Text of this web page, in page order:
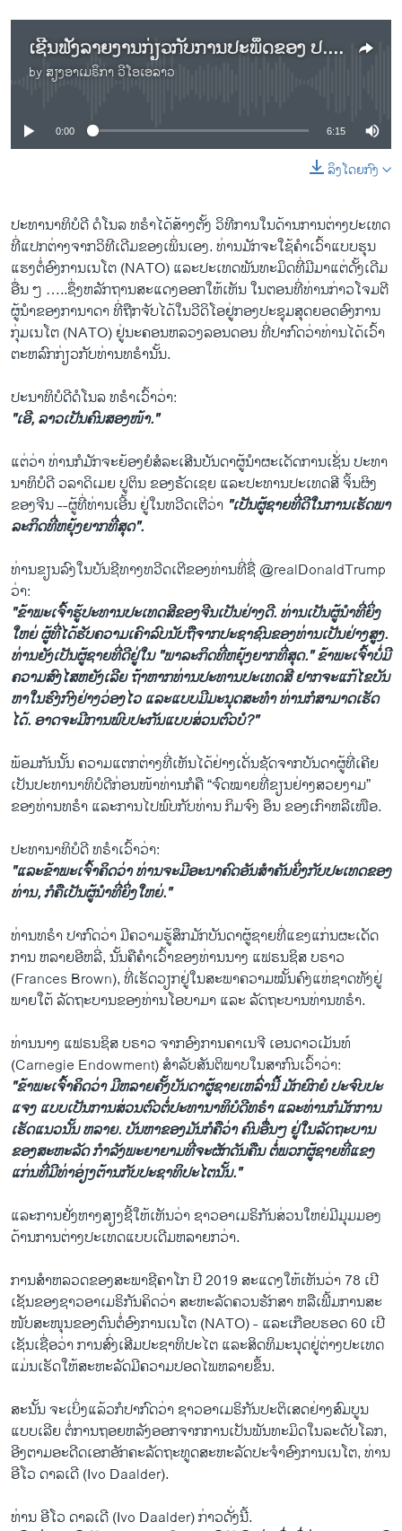
ເຊີນ​ຟັງລາຍ​ງານ​ກ່ຽວ​ກັບ​ການ​ປະ​ພຶດ​ຂອງ ປ. ທ​ຣຳ ສະ​ແດງ​ອອກ ຕໍ່ບັນ​ດາ​ຜູ້​ນຳ​ໂລກຄົນ​ອື່ນໆ
by ສຽງອາເມຣິກາ ວີໂອເອລາວ
No media source currently available
0:00 6:15
ລິງໂດຍກົງ
ປະ​ທາ​ນາ​ທິ​ບໍ​ດີ ດໍ​ໂນ​ລ ທ​ຣຳໄດ້ສ້າງຕັ້ງ ວິ​ທີ​ການ​ໃນ​ດ້ານ​ການ​ຕ່າງ​ປະ​ເທດ
ທີ່​ແປກ​ຕ່າງ​ຈາກວິ​ທີ​ເດີມຂອງເພິ່ນ​ເອງ. ທ່ານ​ມັກ​ຈະ​ໃຊ້​ຄຳ​ເວົ້າ​ແບບ​ຮຸນ​
ແຮງ​ຕໍ່ອົງ​ການເນ​ໂຕ (NATO) ແລະ​ປະ​ເທດ​ພັນ​ທະ​ມິດທີ່​ມີ​ມາ​ແຕ່ດັ້ງ​ເດີມ​
ອື່​ນ ໆ …..ຊຶ່ງ​ຫລັກຖານ​ສະ​ແດງ​ອອກ​ໃຫ້ເຫັນ ​ໃນ​ຕອນ​ທີ່​ທ່ານ​ກ່າວໂຈມ​ຕີ
ຜູ້​ນຳ​ຂອງ​ກາ​ນາ​ດາ​ ​ທີ່​ຖືກ​ຈັບ​ໄດ້​ໃນ​ວີ​ດິ​ໂອ​ຢູ່ກອງ​ປະ​ຊຸມ​ສຸດຍອດ​ອົງ​ການ​
ກຸ່ມເນ​ໂຕ (NATO) ຢູ່​ນະ​ຄອນ​ຫລວງລອນດອນ ທີ່​ປາ​ກົດ​ວ່າທ່ານໄດ້​ເວົ້າ​
ຕະ​ຫລົກ​ກ່ຽວ​ກັບ​ທ່ານ​ທ​ຣຳນັ້ນ.
​ປະ​ນາ​ທິ​ບໍ​ດີດໍ​ໂນ​ລ ທ​ຣຳ​ເວົ້າ​ວ່າ:
"ເອີ, ລາ​ວ​ເປັນ​ຄົນ​ສອງ​ໜ້າ."
ແຕ່​ວ່າ ທ່ານ​ກໍ​ມັກ​ຈະ​ຍ້ອງ​ຍໍ​ສໍ​ລະ​ເສີນ​ບັນ​ດາ​ຜູ້​ນຳ​ຜະ​ເດັດ​ການເຊັ່ນ ປະ​ທາ​
ນາ​ທິ​ບໍ​ດີ ວ​ລາ​ດິ​ເມຍ ປູ​ຕິນ ​ຂອງ​ຣັດ​ເຊຍ ແລະປະ​ທານ​ປະ​ເທດ​ສີ ຈິ້ນ​ຜິງ ​
ຂອງ​ຈີນ --ຜູ້​ທີ່​ທ່ານ​ເອີ້ນ ຢູ່ໃນ​ທວີດ​ເຕີ​ວ່າ "ເປັນຜູ້​ຊາຍ​ທີ່​ດີ​ໃນ​ການ​ເຮັດພາ​
ລະ​ກິດທີ່​ຫຍຸ້ງ​ຍາກທີ່​ສຸດ".
ທ່ານ​ຂຽນ​ລົງໃນ​ບັນ​ຊີ​ທາງ​ທວີດ​ເຕີ​ຂອງ​ທ່ານທີ່​ຊື່ @realDonaldTrump
ວ່າ​:
"ຂ້າ​ພະ​ເຈົ້າ​ຮູ້ປະ​ທານ​ປະ​ເທດ​ສີ​ຂອງ​ຈີນເປັນ​ຢ່າງ​ດີ. ທ່ານ​ເປັນ​ຜູ້​ນຳ​ທີ່​ຍິ່ງ​
ໃຫຍ່ ຜູ້​ທີ່​ໄດ້​ຮັບ​ຄວາມ​ເຄົາ​ລົບ​ນັບ​ຖື​ຈາກ​ປະ​ຊາ​ຊົນ​ຂອງ​ທ່ານ​ເປັນ​ຢ່າງສູງ.
ທ່ານ​ຍັງ​ເປັນຜູ້​ຊາຍ​ທີ່​ດີຢູ່​ໃນ​ "ພາ​ລະ​ກິດ​ທີ່​ຫຍຸ້ງ​ຍາກທີ່​ສຸດ." ຂ້າ​ພະ​ເຈົ້າ​ບໍ່​ມີ​
ຄວາມ​ສົງ​ໄສ​ຫຍັງເລີຍ ຖ້າ​ຫາກທ່ານປະ​ທານ​ປະ​ເທດ​ສີ ຢາກ​ຈະ​ແກ້​ໄຂ​ບັນ​
ຫາ​ໃນ​ຮົງ​ກົງ​ຢ່າງວ່ອງ​ໄວ ແລະ​ແບບ​ມີ​ມະ​ນຸດ​ສະ​ທຳ ທ່ານກໍ​ສາ​ມາດ​ເຮັດ​
ໄດ້​. ອາດ​ຈະ​ມີ​ການ​ພົບ​ປະ​ກັນ​ແບບ​ສ່ວນ​ຕົວ​ບໍ?"
ພ້ອມ​ກັນນັ້ນ ​ຄວາມ​ແຕກ​ຕ່າງ​ທີ່​ເຫັນ​ໄດ້ຢ່າງ​ເດັ່ນຊັດ​ຈາກ​ບັນ​ດາ​ຜູ້​ທີ່​ເຄີຍ​
ເປັນ​ປະ​ທາ​ນາ​ທິ​ບໍ​ດີ​ກ່ອນ​ໜ້າ​ທ່ານກໍຄື “ຈົດ​ໝາຍ​ທີ່​ຂຽນ​ຢ່າງ​ສວຍ​ງາມ”
ຂອງ​ທ່ານ​ທ​ຣຳ ແລະ​ການ​ໄປ​ພົບ​ກັບທ່ານ ກິມ​ຈົງ ອຶນ​ ຂອງເກົາ​ຫລີ​ເໜືອ.
ປະ​ທາ​ນາ​ທິ​ບໍ​ດີ ທ​ຣຳ​ເວົ້າ​ວ່າ:
"ແລະ​ຂ້າ​ພະ​ເຈົ້າ​ຄິດ​ວ່າ ທ່ານ​ຈະ​ມີ​ອະ​ນາ​ຄົດ​ອັນ​ສຳ​ຄັນ​ຍິ່ງ​ກັບ​ປະ​ເທດ​ຂອງ​
ທ່ານ, ກໍ​ຄື​ເປັນ​ຜູ້​ນຳ​ທີ່​ຍິ່ງ​ໃຫຍ່."
ທ່ານ​ທ​ຣຳ ປາ​ກົດ​ວ່າ​ ມີຄວາມ​ຮູ້​ສຶກ​ມັກ​ບັນ​ດາ​ຜູ້​ຊາຍ​ທີ່ແຂງ​ແກ່ນ​ຜະ​ເດັດ​
ການ ຫລາຍ​ອີ​ຫລີ່, ນັ້ນ​ຄື​ຄຳ​ເວົ້າ​ຂອງທ່ານນາງ ແຟ​ຣນ​ຊິ​ສ ບ​ຣາວ
(Frances Brown), ທີ່​ເຮັດ​ວຽກ​ຢູ່​ໃນສະ​ພາ​ຄ​ວາມ​ໝັ້ນ​ຄົງ​ແຫ່​ຊາດ​ທັງຢູ່​
ພາຍ​ໃຕ້ ລັດ​ຖະ​ບານ​ຂອງທ່ານ​ໂອ​ບາ​ມາ ແລະ ລັດ​ຖະ​ບານທ່ານທ​ຣຳ.
ທ່ານນາງ ແຟ​ຣນ​ຊິ​ສ ບ​ຣາວ ຈາກ​ອົງ​ການຄາ​ເນ​ຈີ ເອນ​ດາວ​ເມັນ​ທ໌
(Carnegie Endowment) ສຳ​ລັບ​ສັນ​ຕິ​ພາບ​ໃນ​ສາ​ກົນເວົ້າ​ວ່າ:
"ຂ້າ​ພະ​ເຈົ້າ​ຄິດ​ວ່າ ມີ​ຫລາຍ​ຄັ້ງ​ບັນ​ດາ​ຜູ້​ຊາຍ​ເຫລົ່າ​ນີ້ ມັກ​ຍົກ​ຍໍ ປະ​ຈົບ​ປະ​
ແຈງ ແບບ​ເປັນ​ການສ່ວນ​ຕົວ​ຕໍ່​ປະ​ທາ​ນາ​ທິ​ບໍ​ດີ​ທ​ຣຳ ແລະ​ທ່ານ​ກໍ​ມັກ​ການ​
ເຮັດ​ແນວນັ້ນ ຫລາຍ. ບັນ​ຫາ​ຂອງ​ມັນ​ກໍ​ຄື​ວ່າ ຄົນ​ອື່ນໆ ຢູ່​ໃນ​ລັດ​ຖະ​ບານ
ຂອງ​ສະ​ຫະ​ລັດ ກຳ​ລັງ​ພະ​ຍາ​ຍາມ​ທີ່​ຈະ​ຜັກ​ດັນ​ຄືນ ​ຕໍ່​ພວກ​ຜູ້​ຊາຍ​ທີ່​ແຂງ​
ແກ່ນ​ທີ່​ມີ​ທ່າ​ອ່ຽງ​ຕ້ານ​ກັບ​ປະ​ຊາ​ທິ​ປະ​ໄຕນັ້ນ​."
ແລະ​ການ​ຢັ່ງ​ຫາງ​ສຽງ​ຊີ້​ໃຫ້​ເຫັນ​ວ່າ ຊາວ​ອາ​ເມ​ຣິ​ກັນ​ສ່ວນ​ໃຫ​ຍ່ມີ​ມຸມມອງ
ດ້ານ​ການ​ຕ່າງ​ປະ​ເທດ​ແບບ​ເດີມຫລາຍກວ່າ.
ການ​ສຳ​ຫລວດ​ຂອງ​ສະ​ພາ​ຊີ​ຄາ​ໂກ ປີ 2019 ສະ​ແດງ​ໃຫ້​ເຫັນ​ວ່າ 78 ເປີ​
ເຊັນ​ຂອງ​ຊາວ​ອາ​ເມ​ຣິ​ກັນຄິດ​ວ່າ ສະ​ຫະ​ລັດ​ຄວນ​ຮັກ​ສາ ຫລື​ເພີ້ມ​ການ​ສະ​
ໜັບ​ສະ​ໜຸນຂອງ​ຕົນຕໍ່​ອົງ​ການ​ເນ​ໂຕ (NATO) - ແລະ​ເກືອບ​ຮອດ 60 ເປີ​
ເຊັນ​ເຊື່ອ​ວ່າ ການ​ສົ່ງ​ເສີມ​ປະ​ຊາ​ທິ​ປະ​ໄຕ ແລະ​ສິດ​ທິ​ມະ​ນຸດ​ຢູ່​ຕ່າງ​ປະ​ເທດ
ແມ່ນເຮັດ​ໃຫ້​ສະ​ຫະ​ລັດ​ມີ​ຄວາມ​ປອດ​ໄພ​ຫລາຍ​ຂຶ້ນ.
ສະ​ນັ້ນ ຈະ​ເບິ່ງແລ້ວ​ກໍ​ປາ​ກົດ​ວ່າ ຊາວ​ອາ​ເມ​ຣິ​ກັນ​ປະ​ຕິ​ເສດຢ່າງສົມ​ບູນ​
ແບບ​ເລີຍ ​ຕໍ່​ການ​ຖອຍ​ຫລັງ​ອອກ​ຈາກ​ການ​ເປັນ​ພັນ​ທະ​ມິດ​ໃນ​ລະ​ດັບ​ໂລກ,
ອີງ​ຕາມ​ອະ​ດີດ​ເອກ​ອັກ​ຄະ​ລັດ​ຖະ​ທູດ​ສະ​ຫະ​ລັດປະ​ຈຳ​ອົງ​ການເນ​ໂຕ, ທ່ານ
ອີ​ໂວ ດາ​ລ​ເດີ (Ivo Daalder).
ທ່ານ ອີ​ໂວ ດາ​ລ​ເດີ (Ivo Daalder) ກ່າວ​ດັ່ງ​ນີ້.